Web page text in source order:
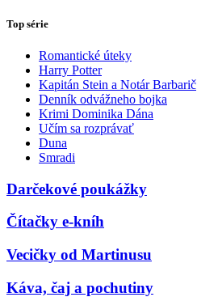
Top série
Romantické úteky
Harry Potter
Kapitán Stein a Notár Barbarič
Denník odvážneho bojka
Krimi Dominika Dána
Učím sa rozprávať
Duna
Smradi
Darčekové poukážky
Čítačky e-kníh
Vecičky od Martinusu
Káva, čaj a pochutiny